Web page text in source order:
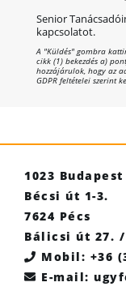
Senior
kapcsolatot.
A "Küldés" gombra
cikk (1) bekezdés a)
hozzájárulok, hogy az
GDPR feltételei szerint
1023 Budapest
Bécsi út 1-3.
7624 Pécs
Bálicsi út 27. /
Mobil: +36
E-mail: